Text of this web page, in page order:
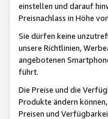
einstellen und darauf
Preisnachlass in Höhe
Sie dürfen keine
unsere Richtlinien,
angebotenen
führt.
Die Preise und die
Produkte ändern
Preisen und